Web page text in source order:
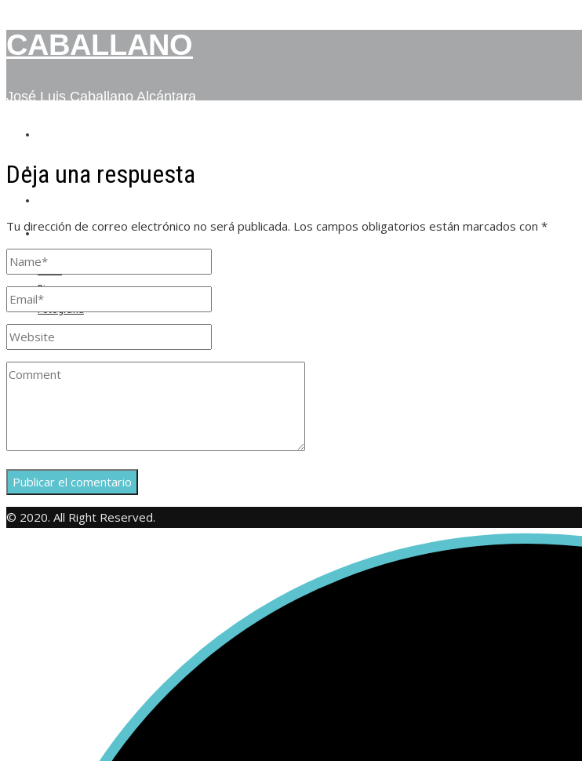
CABALLANO
José Luis Caballano Alcántara
BIO
CONTACTO
Inicio
Bio
Fotografía
Contacto
Deja una respuesta
Tu dirección de correo electrónico no será publicada. Los campos obligatorios están marcados con *
© 2020. All Right Reserved.